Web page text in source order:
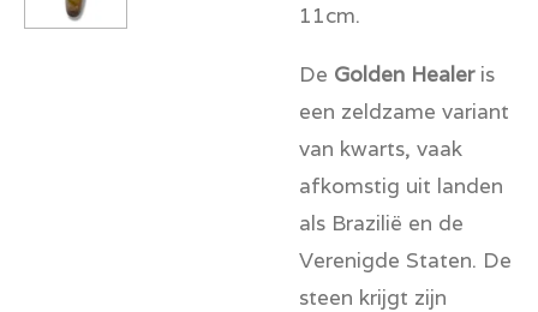
11cm.
De Golden Healeris
een zeldzame variant
van kwarts, vaak
afkomstig uit landen
als Brazilië en de
Verenigde Staten. De
steen krijgt zijn